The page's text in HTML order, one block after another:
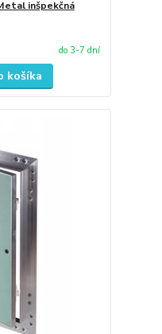
inšpekčná
do 3-7 dní
košíka